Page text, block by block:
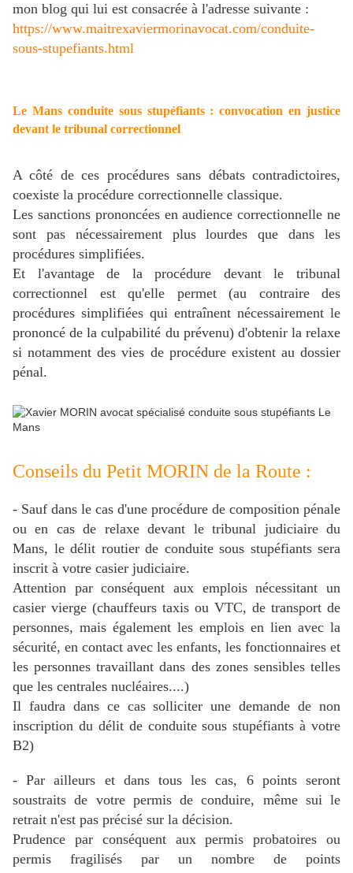
mon blog qui lui est consacrée à l'adresse suivante :
https://www.maitrexaviermorinavocat.com/conduite-
sous-stupefiants.html
Le Mans conduite sous stupéfiants : convocation en justice
devant le tribunal correctionnel
A côté de ces procédures sans débats contradictoires,
coexiste la procédure correctionnelle classique.
Les sanctions prononcées en audience correctionnelle ne
sont pas nécessairement plus lourdes que dans les
procédures simplifiées.
Et l'avantage de la procédure devant le tribunal
correctionnel est qu'elle permet (au contraire des
procédures simplifiées qui entraînent nécessairement le
prononcé de la culpabilité du prévenu) d'obtenir la relaxe
si notamment des vies de procédure existent au dossier
pénal.
Conseils du Petit MORIN de la Route :
- Sauf dans le cas d'une procédure de composition pénale
ou en cas de relaxe devant le tribunal judiciaire du
Mans, le délit routier de conduite sous stupéfiants sera
inscrit à votre casier judiciaire.
Attention par conséquent aux emplois nécessitant un
casier vierge (chauffeurs taxis ou VTC, de transport de
personnes, mais également les emplois en lien avec la
sécurité, en contact avec les enfants, les fonctionnaires et
les personnes travaillant dans des zones sensibles telles
que les centrales nucléaires....)
Il faudra dans ce cas solliciter une demande de non
inscription du délit de conduite sous stupéfiants à votre
B2)
- Par ailleurs et dans tous les cas, 6 points seront
soustraits de votre permis de conduire, même sui le
retrait n'est pas précisé sur la décision.
Prudence par conséquent aux permis probatoires ou
permis fragilisés par un nombre de points